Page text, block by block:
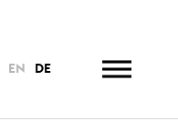
EN DE